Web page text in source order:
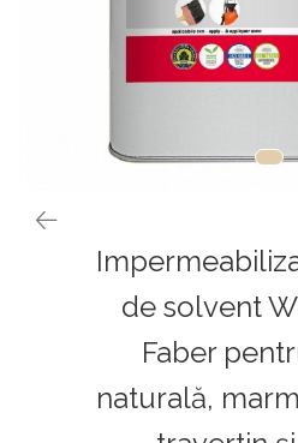
de solvent
Faber
naturală,